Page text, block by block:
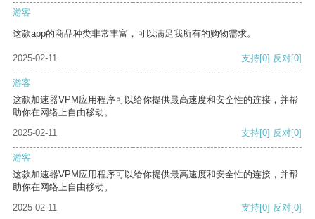
游客
这款app的商品种类非常丰富，可以满足我所有的购物需求。
2025-02-11 支持[0] 反对[0]
游客
这款加速器VPM应用程序可以给你提供最高速度和安全性的连接，并帮
助你在网络上自由移动。
2025-02-11
支持[0] 反对[0]
游客
这款加速器VPM应用程序可以给你提供最高速度和安全性的连接，并帮
助你在网络上自由移动。
2025-02-11
支持[0] 反对[0]